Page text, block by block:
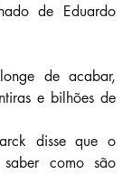
de Eduardo
de acabar,
e bilhões de
disse que o
como são